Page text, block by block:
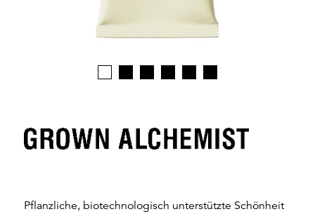
Pflanzliche, biotechnologisch unterstützte Schönheit
1 2 3